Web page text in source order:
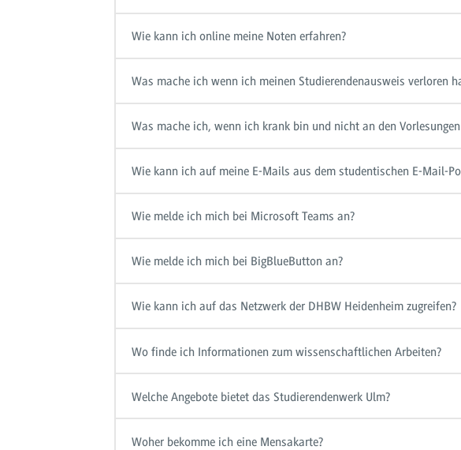
Wie kann ich online meine Noten erfahren?
Was mache ich wenn ich meinen Studierendenausweis verloren
Was mache ich, wenn ich krank bin und nicht an den
Wie kann ich auf meine E-Mails aus dem studentischen E-Mail-
Wie melde ich mich bei Microsoft Teams an?
Wie melde ich mich bei BigBlueButton an?
Wie kann ich auf das Netzwerk der DHBW Heidenheim zugreifen?
Wo finde ich Informationen zum wissenschaftlichen Arbeiten?
Welche Angebote bietet das Studierendenwerk Ulm?
Woher bekomme ich eine Mensakarte?